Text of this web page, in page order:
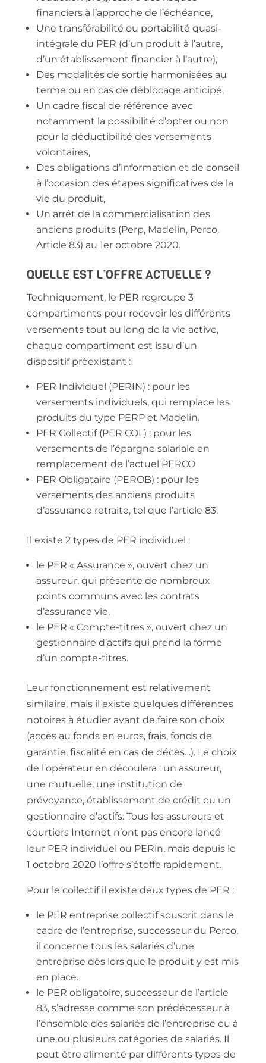
financiers à l’approche de l’échéance,
Une transférabilité ou portabilité quasi-
intégrale du PER (d’un produit à l’autre,
d’un établissement financier à l’autre),
Des modalités de sortie harmonisées au
terme ou en cas de déblocage anticipé,
Un cadre fiscal de référence avec
notamment la possibilité d’opter ou non
pour la déductibilité des versements
volontaires,
Des obligations d’information et de conseil
à l’occasion des étapes significatives de la
vie du produit,
Un arrêt de la commercialisation des
anciens produits (Perp, Madelin, Perco,
Article 83) au 1er octobre 2020.
QUELLE EST L’OFFRE ACTUELLE ?
Techniquement, le PER regroupe 3
compartiments pour recevoir les différents
versements tout au long de la vie active,
chaque compartiment est issu d’un
dispositif préexistant :
PER Individuel (PERIN) : pour les
versements individuels, qui remplace les
produits du type PERP et Madelin.
PER Collectif (PER COL) : pour les
versements de l’épargne salariale en
remplacement de l’actuel PERCO
PER Obligataire (PEROB) : pour les
versements des anciens produits
d’assurance retraite, tel que l’article 83.
Il existe 2 types de PER individuel :
le PER « Assurance », ouvert chez un
assureur, qui présente de nombreux
points communs avec les contrats
d’assurance vie,
le PER « Compte-titres », ouvert chez un
gestionnaire d’actifs qui prend la forme
d’un compte-titres.
Leur fonctionnement est relativement
similaire, mais il existe quelques différences
notoires à étudier avant de faire son choix
(accès au fonds en euros, frais, fonds de
garantie, fiscalité en cas de décès…). Le choix
de l’opérateur en découlera : un assureur,
une mutuelle, une institution de
prévoyance, établissement de crédit ou un
gestionnaire d’actifs. Tous les assureurs et
courtiers Internet n’ont pas encore lancé
leur PER individuel ou PERin, mais depuis le
1 octobre 2020 l’offre s’étoffe rapidement.
Pour le collectif il existe deux types de PER :
le PER entreprise collectif souscrit dans le
cadre de l’entreprise, successeur du Perco,
il concerne tous les salariés d’une
entreprise dès lors que le produit y est mis
en place.
le PER obligatoire, successeur de l’article
83, s’adresse comme son prédécesseur à
l’ensemble des salariés de l’entreprise ou à
une ou plusieurs catégories de salariés. Il
peut être alimenté par différents types de